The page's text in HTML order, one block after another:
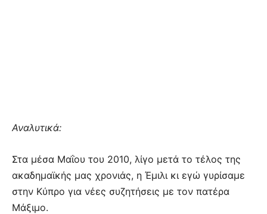
Αναλυτικά:
Στα μέσα Μαΐου του 2010, λίγο μετά το τέλος της
ακαδημαϊκής μας χρονιάς, η Έμιλι κι εγώ γυρίσαμε
στην Κύπρο για νέες συζητήσεις με τον πατέρα
Μάξιμο.